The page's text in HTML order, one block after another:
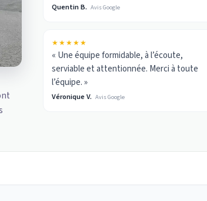
Quentin B. Avis Google
★★★★★
« Une équipe formidable, à l’écoute,
serviable et attentionnée. Merci à toute
l’équipe. »
Véronique V. Avis Google